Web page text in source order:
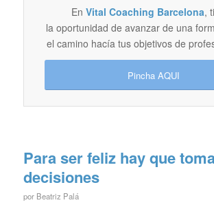
En Vital Coaching Barcelona,
la oportunidad de avanzar de una
el camino hacía tus objetivos de
Pincha AQUI
Para ser feliz hay que
decisiones
por Beatriz Palá